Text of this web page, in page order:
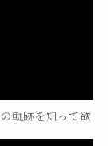
軌跡を知って欲